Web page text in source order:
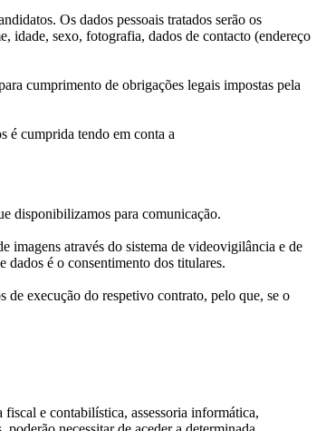
Os dados pessoais tratados serão os
idade, sexo, fotografia, dados de contacto (endereço
cumprimento de obrigações legais impostas pela
é cumprida tendo em conta a
disponibilizamos para comunicação.
imagens através do sistema de videovigilância e de
dados é o consentimento dos titulares.
de execução do respetivo contrato, pelo que, se o
fiscal e contabilística, assessoria informática,